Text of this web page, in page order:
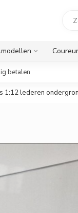
betalen
1:12 lederen